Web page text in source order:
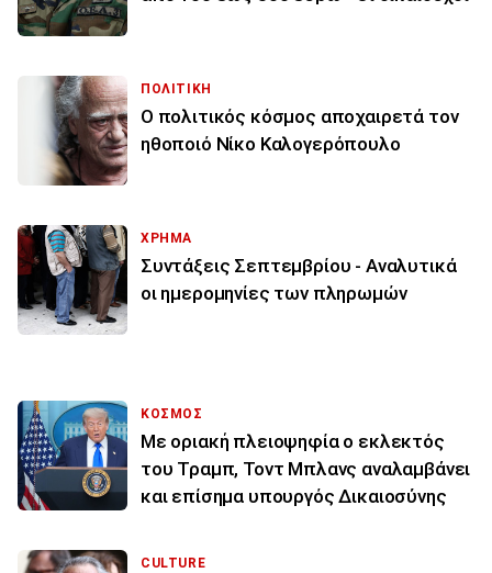
ΠΟΛΙΤΙΚΗ
Ο πολιτικός κόσμος αποχαιρετά τον
ηθοποιό Νίκο Καλογερόπουλο
ΧΡΗΜΑ
Συντάξεις Σεπτεμβρίου - Αναλυτικά
οι ημερομηνίες των πληρωμών
ΚΟΣΜΟΣ
Με οριακή πλειοψηφία ο εκλεκτός
του Τραμπ, Τοντ Μπλανς αναλαμβάνει
και επίσημα υπουργός Δικαιοσύνης
CULTURE